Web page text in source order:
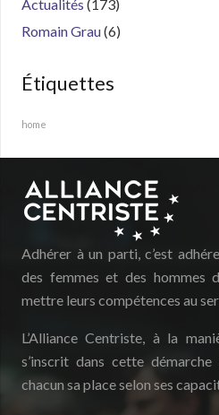
Actualités (173)
Romain Grau(6)
Étiquettes
home
Adhérer à un parti, c’est
des femmes et des hommes
mettre leurs compétences au
L’Alliance Centriste, à la
s’inscrit dans cette
chacun sa place selon ses